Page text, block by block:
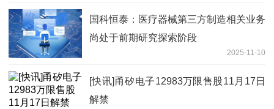
国科恒泰：医疗器械第三方制造相关业务
尚处于前期研究探索阶段
2025-11-10
[快讯]甬矽电子12983万限售股11月17日
解禁